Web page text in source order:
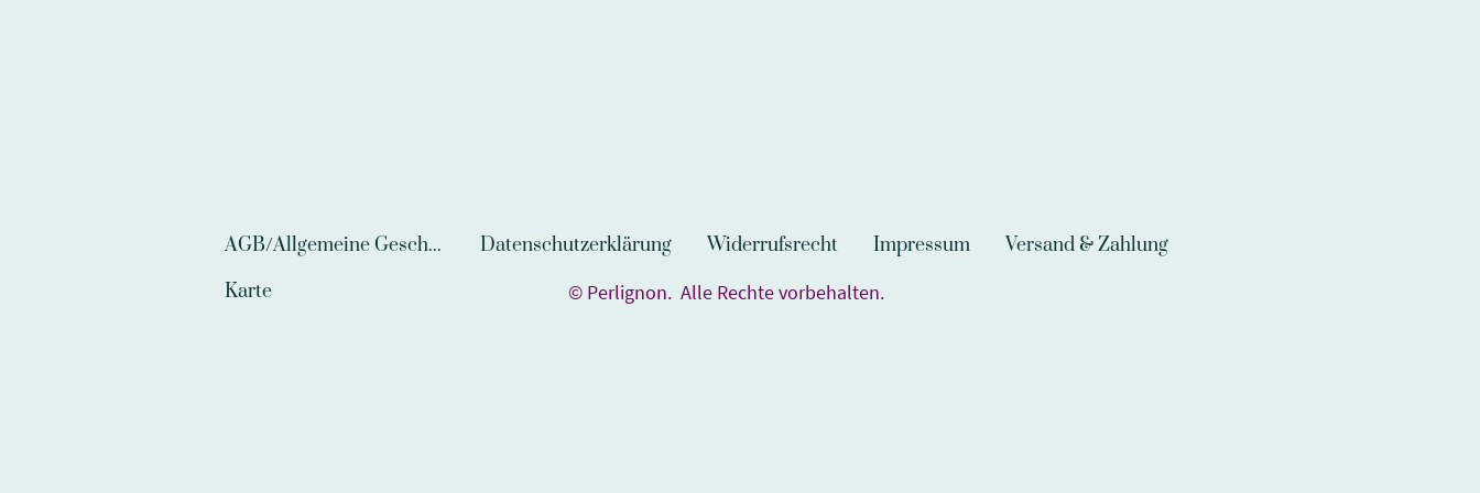
AGB/Allgemeine Geschäftsbedingungen Datenschutzerklärung Widerrufsrecht Impressum
Versand & Zahlung
Karte
© Perlignon. Alle Rechte vorbehalten.